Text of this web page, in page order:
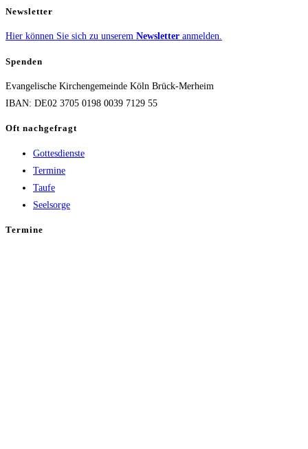
Newsletter
Hier können Sie sich zu unserem Newsletter anmelden.
Spenden
Evangelische Kirchengemeinde Köln Brück-Merheim
IBAN: DE02 3705 0198 0039 7129 55
Oft nachgefragt
Gottesdienste
Termine
Taufe
Seelsorge
Termine